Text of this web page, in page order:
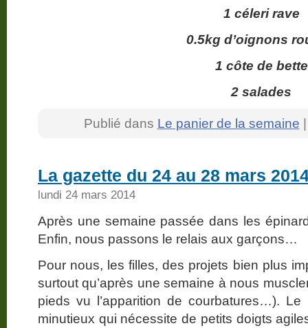
1 céleri rave
0.5kg d’oignons
1 côte de bette
2 salades
Publié dans Le panier de la semaine
La gazette du 24 au 28 mars
lundi 24 mars 2014
Après une semaine passée dans les
Enfin, nous passons le relais aux garçons…
Pour nous, les filles, des projets bien plus
surtout qu’après une semaine à nous
pieds vu l’apparition de courbatures…).
minutieux qui nécessite de petits doigts